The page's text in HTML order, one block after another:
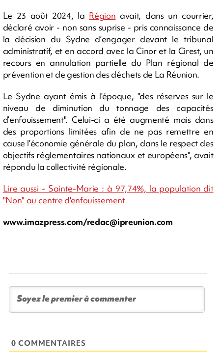
Le 23 août 2024, la Région avait, dans un courrier,
déclaré avoir - non sans suprise - pris connaissance de
la décision du Sydne d’engager devant le tribunal
administratif, et en accord avec la Cinor et la Cirest, un
recours en annulation partielle du Plan régional de
prévention et de gestion des déchets de La Réunion.
Le Sydne ayant émis à l'époque, "des réserves sur le
niveau de diminution du tonnage des capacités
d’enfouissement". Celui-ci a été augmenté mais dans
des proportions limitées afin de ne pas remettre en
cause l’économie générale du plan, dans le respect des
objectifs réglementaires nationaux et européens", avait
répondu la collectivité régionale.
Lire aussi - Sainte-Marie : à 97,74%, la population dit
"Non" au centre d'enfouissement
www.imazpress.com/redac@ipreunion.com
0 COMMENTAIRES